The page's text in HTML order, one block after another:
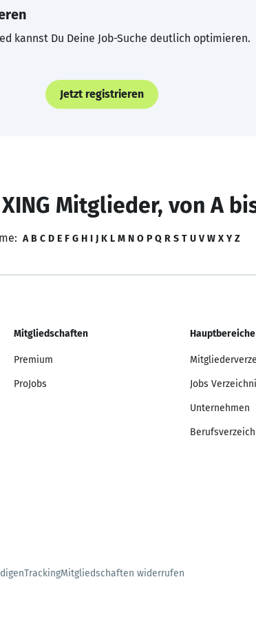
kannst Du Deine Job-Suche deutlich optimieren.
Jetzt registrieren
Mitglieder, von A
A B C D E F G H I J K L M N O P Q R S T U V W X Y Z
Mitgliedschaften
Premium
ProJobs
Hauptbereiche
Jobs
Unternehmen
TrackingMitgliedschaften widerrufen